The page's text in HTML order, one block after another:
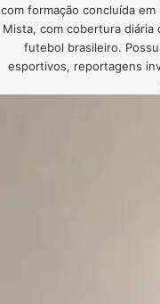
com formação concluída
Mista, com cobertura
futebol brasileiro.
esportivos, reportagens